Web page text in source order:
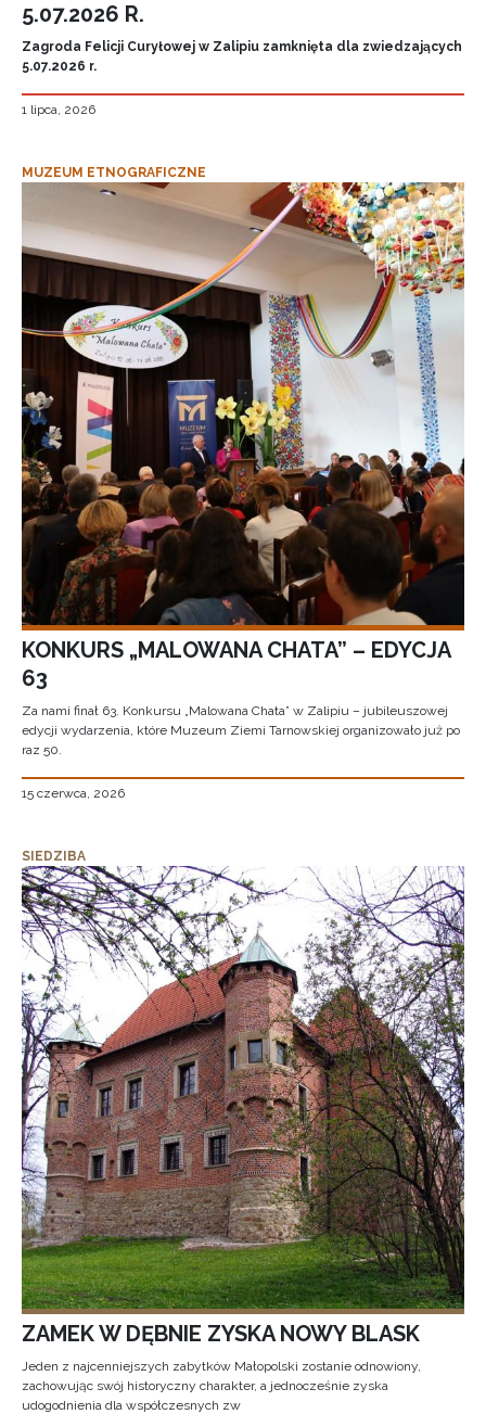
5.07.2026 R.
Zagroda Felicji Curyłowej w Zalipiu zamknięta dla zwiedzających
5.07.2026 r.
1 lipca, 2026
MUZEUM ETNOGRAFICZNE
KONKURS „MALOWANA CHATA” – EDYCJA
63
Za nami finał 63. Konkursu „Malowana Chata” w Zalipiu – jubileuszowej
edycji wydarzenia, które Muzeum Ziemi Tarnowskiej organizowało już po
raz 50.
15 czerwca, 2026
SIEDZIBA
ZAMEK W DĘBNIE ZYSKA NOWY BLASK
Jeden z najcenniejszych zabytków Małopolski zostanie odnowiony,
zachowując swój historyczny charakter, a jednocześnie zyska
udogodnienia dla współczesnych zw